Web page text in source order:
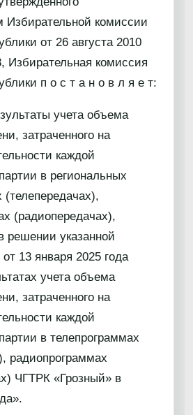
Избирательной комиссии
от 26 августа 2010
Избирательная комиссия
п о с т а н о в л я е т:
учета объема
затраченного на
каждой
в региональных
(телепередачах),
(радиопередачах),
решении указанной
13 января 2025 года
учета объема
затраченного на
каждой
в телепрограммах
радиопрограммах
ЧГТРК «Грозный» в